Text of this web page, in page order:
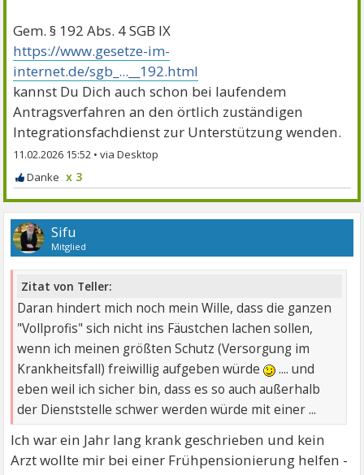
Gem. § 192 Abs. 4 SGB IX
https://www.gesetze-im-
internet.de/sgb_...__192.html
kannst Du Dich auch schon bei laufendem
Antragsverfahren an den örtlich zuständigen
Integrationsfachdienst zur Unterstützung wenden.
11.02.2026 15:52 •
x 3
Sifu
Mitglied
Zitat von Teller:
Daran hindert mich noch mein Wille, dass die ganzen
"Vollprofis" sich nicht ins Fäustchen lachen sollen,
wenn ich meinen größten Schutz (Versorgung im
Krankheitsfall) freiwillig aufgeben würde
.... und
eben weil ich sicher bin, dass es so auch außerhalb
der Dienststelle schwer werden würde mit einer ...
Ich war ein Jahr lang krank geschrieben und kein
Arzt wollte mir bei einer Frühpensionierung helfen -